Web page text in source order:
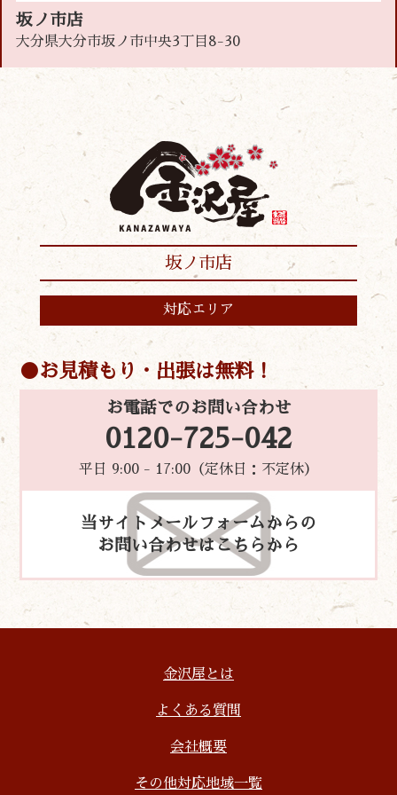
坂ノ市店
大分県大分市坂ノ市中央3丁目8-30
坂ノ市店
対応エリア
お見積もり・出張は無料！
お電話でのお問い合わせ
0120-725-042
平日 9:00 - 17:00（定休日：不定休）
当サイトメールフォームからの
お問い合わせはこちらから
金沢屋とは
よくある質問
会社概要
その他対応地域一覧